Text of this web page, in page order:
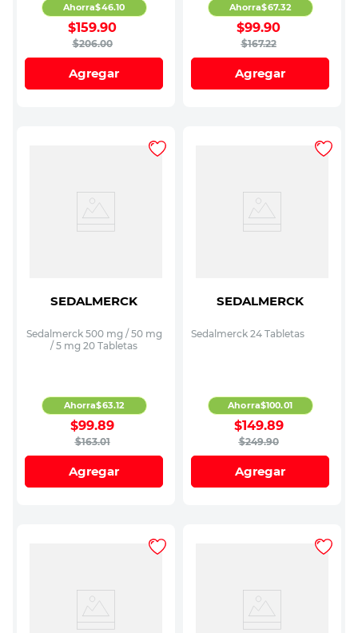
$206.00
$159.90
Ahorra$46.10
Agregar
$167.22
$99.90
Ahorra$67.32
Agregar
SEDALMERCK
Sedalmerck 500 mg / 50 mg
/ 5 mg 20 Tabletas
$163.01
$99.89
Ahorra$63.12
Agregar
SEDALMERCK
Sedalmerck 24 Tabletas
$249.90
$149.89
Ahorra$100.01
Agregar